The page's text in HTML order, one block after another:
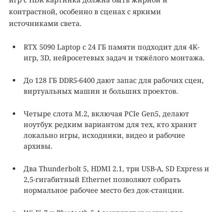
контрастной, особенно в сценах с яркими
источниками света.
RTX 5090 Laptop с 24 ГБ памяти подходит для 4K-
игр, 3D, нейросетевых задач и тяжёлого монтажа.
До 128 ГБ DDR5-6400 дают запас для рабочих сцен,
виртуальных машин и больших проектов.
Четыре слота M.2, включая PCIe Gen5, делают
ноутбук редким вариантом для тех, кто хранит
локально игры, исходники, видео и рабочие
архивы.
Два Thunderbolt 5, HDMI 2.1, три USB-A, SD Express и
2,5-гигабитный Ethernet позволяют собрать
нормальное рабочее место без док-станции.